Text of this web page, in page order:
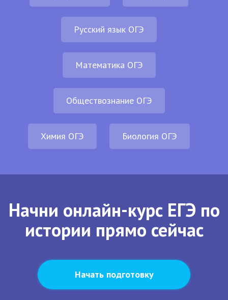
Русский язык ОГЭ
Математика ОГЭ
Обществознание ОГЭ
Химия ОГЭ Биология ОГЭ
Начни онлайн-курс ЕГЭ по
истории прямо сейчас
Начать подготовку